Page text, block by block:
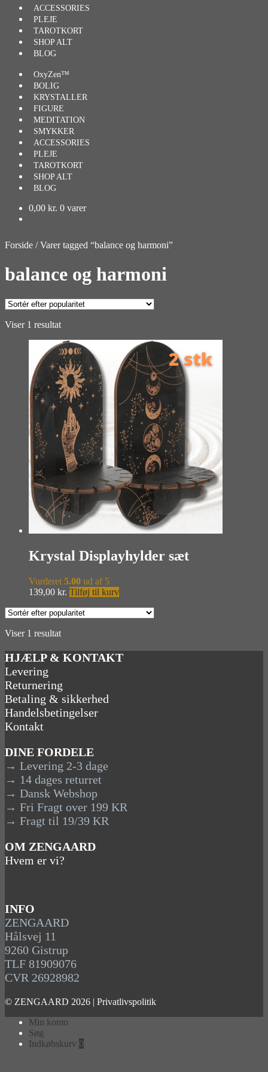
ACCESSORIES
PLEJE
TAROTKORT
SHOP ALT
BLOG
OxyZen™
BOLIG
KRYSTALLER
FIGURE
MEDITATION
SMYKKER
ACCESSORIES
PLEJE
TAROTKORT
SHOP ALT
BLOG
0,00 kr. 0 varer
Forside /Varer tagged “balance og harmoni”
balance og harmoni
Viser 1 resultat
Krystal Displayhylder sæt
Vurderet 5.00 ud af 5
139,00 kr. Tilføj til kurv
Viser 1 resultat
HJÆLP & KONTAKT
Levering
Returnering
Betaling & sikkerhed
Handelsbetingelser
Kontakt
DINE FORDELE
→ Levering 2-3 dage
→ 14 dages returret
→ Dansk Webshop
→ Fri Fragt over 199 KR
→ Fragt til 19/39 KR
OM ZENGAARD
Hvem er vi?
INFO
ZENGAARD
Hålsvej 11
9260 Gistrup
TLF 81909076
CVR 26928982
© ZENGAARD 2026 | Privatlivspolitik
Min konto
Søg
Indkøbskurv 0